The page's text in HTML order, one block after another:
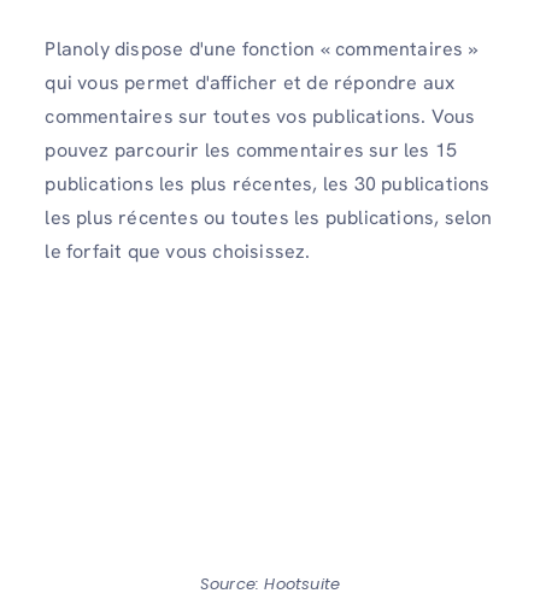
Planoly dispose d'une fonction « commentaires »
qui vous permet d'afficher et de répondre aux
commentaires sur toutes vos publications. Vous
pouvez parcourir les commentaires sur les 15
publications les plus récentes, les 30 publications
les plus récentes ou toutes les publications, selon
le forfait que vous choisissez.
Source: Hootsuite